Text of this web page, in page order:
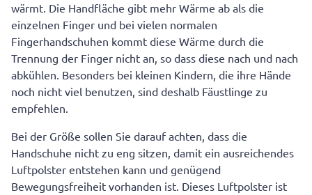
wärmt. Die Handfläche gibt mehr Wärme ab als die
einzelnen Finger und bei vielen normalen
Fingerhandschuhen kommt diese Wärme durch die
Trennung der Finger nicht an, so dass diese nach und nach
abkühlen. Besonders bei kleinen Kindern, die ihre Hände
noch nicht viel benutzen, sind deshalb Fäustlinge zu
empfehlen.
Bei der Größe sollen Sie darauf achten, dass die
Handschuhe nicht zu eng sitzen, damit ein ausreichendes
Luftpolster entstehen kann und genügend
Bewegungsfreiheit vorhanden ist. Dieses Luftpolster ist